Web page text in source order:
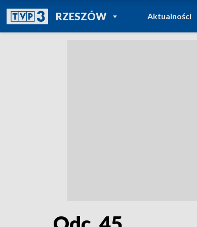
RZESZÓWPOWRÓT DO
TVP REGIONY
Aktualności